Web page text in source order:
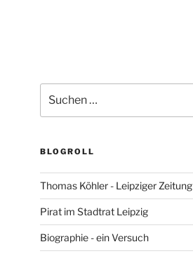
nach:
BLOGROLL
Thomas Köhler - Leipziger Zeitung
Pirat im Stadtrat Leipzig
Biographie - ein Versuch